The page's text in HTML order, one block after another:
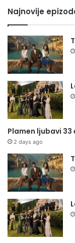
Najnovije
Plamen ljubavi
2 days ago